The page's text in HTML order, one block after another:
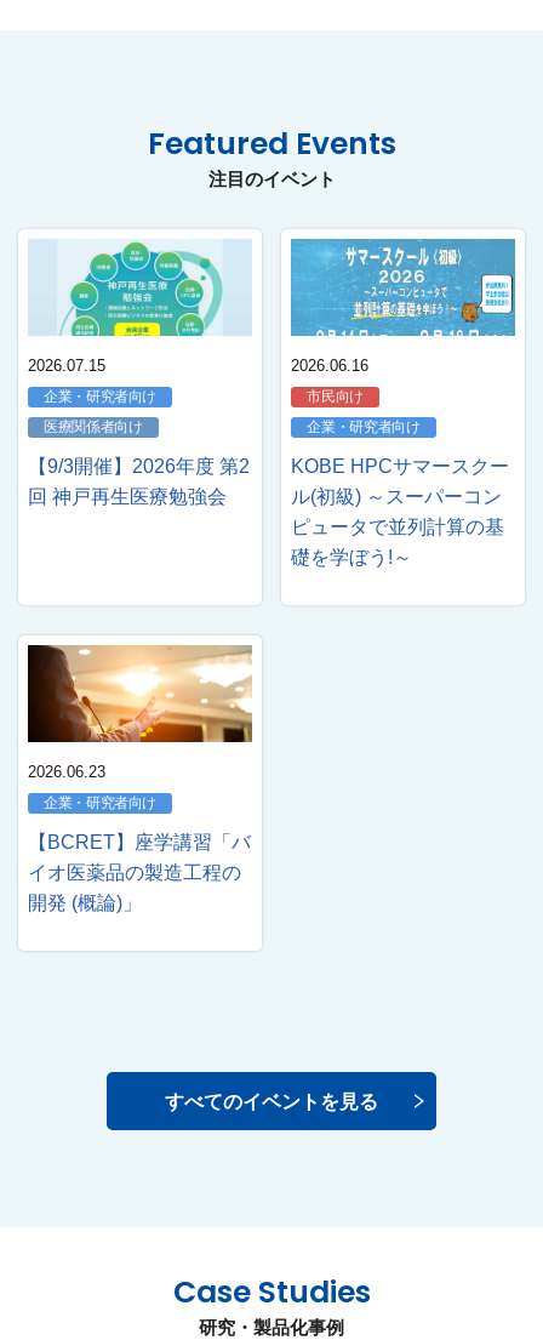
Featured Events
注目のイベント
2026.07.15
企業・研究者向け
医療関係者向け
【9/3開催】2026年度 第2
回 神戸再生医療勉強会
2026.06.16
市民向け
企業・研究者向け
KOBE HPCサマースクー
ル(初級) ～スーパーコン
ピュータで並列計算の基
礎を学ぼう!～
2026.06.23
企業・研究者向け
【BCRET】座学講習「バ
イオ医薬品の製造工程の
開発 (概論)」
すべてのイベントを見る
Case Studies
研究・製品化事例